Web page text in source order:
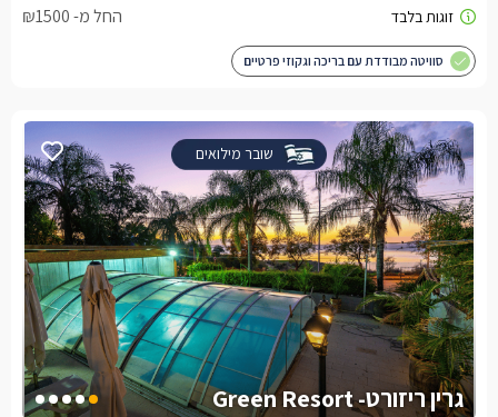
החל מ- ₪1500
סוויטה מבודדת עם בריכה וגקוזי פרטיים
שובר מילואים
גרין ריזורט- Green Resort